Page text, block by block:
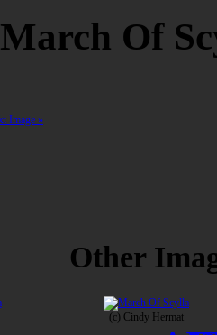
March Of
Image »
Other
(c) Cindy Hermat